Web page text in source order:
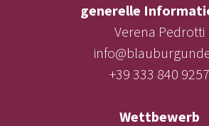
generelle
Verena Pedrotti
+39 333 840 9257
Wettbewerb